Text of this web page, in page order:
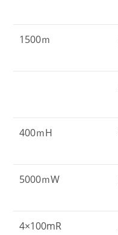
1500ｍ
400ｍH
5000ｍW
4×100mR